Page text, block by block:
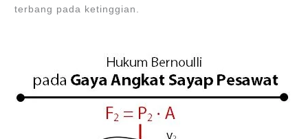
terbang pada ketinggian.